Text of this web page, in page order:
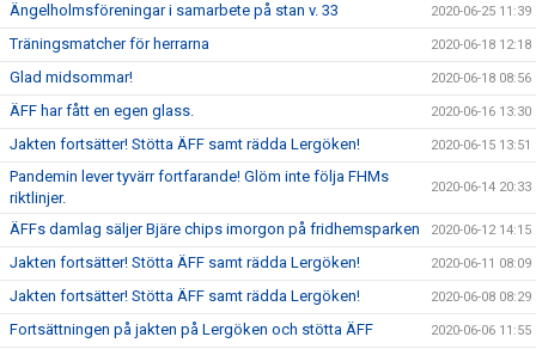
Ängelholmsföreningar i samarbete på stan v. 33 2020-06-25 11:39
Träningsmatcher för herrarna 2020-06-18 12:18
Glad midsommar! 2020-06-18 08:56
ÄFF har fått en egen glass. 2020-06-16 13:30
Jakten fortsätter! Stötta ÄFF samt rädda Lergöken! 2020-06-15 13:51
Pandemin lever tyvärr fortfarande! Glöm inte följa FHMs
riktlinjer.
2020-06-14 20:33
ÄFFs damlag säljer Bjäre chips imorgon på fridhemsparken 2020-06-12 14:15
Jakten fortsätter! Stötta ÄFF samt rädda Lergöken! 2020-06-11 08:09
Jakten fortsätter! Stötta ÄFF samt rädda Lergöken! 2020-06-08 08:29
Fortsättningen på jakten på Lergöken och stötta ÄFF 2020-06-06 11:55